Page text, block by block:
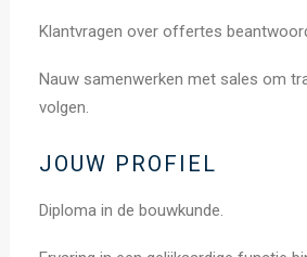
Klantvragen over offertes
Nauw samenwerken met sales om
volgen.
JOUW PROFIEL
Diploma in de bouwkunde.